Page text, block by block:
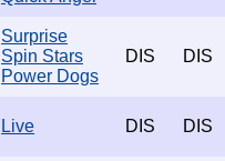
Surprise
Spin Stars
Power Dogs
DIS DIS
Live DIS DIS